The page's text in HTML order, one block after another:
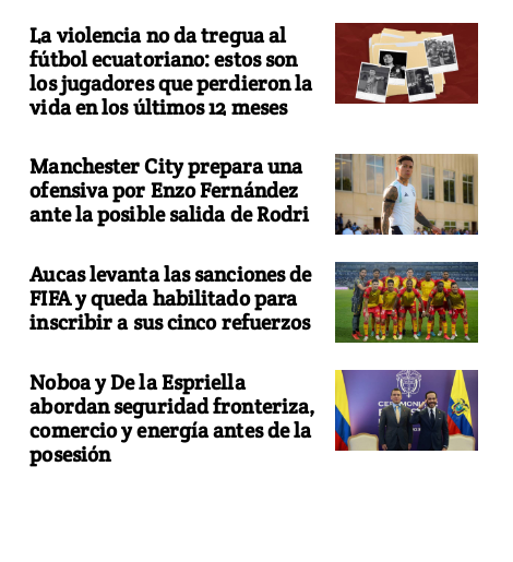
La violencia no da tregua al
fútbol ecuatoriano: estos son
los jugadores que perdieron la
vida en los últimos 12 meses
Manchester City prepara una
ofensiva por Enzo Fernández
ante la posible salida de Rodri
Aucas levanta las sanciones de
FIFA y queda habilitado para
inscribir a sus cinco refuerzos
Noboa y De la Espriella
abordan seguridad fronteriza,
comercio y energía antes de la
posesión